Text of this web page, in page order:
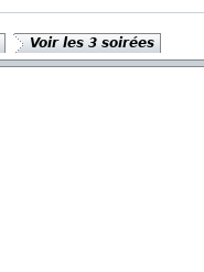
Voir les 3 soirées